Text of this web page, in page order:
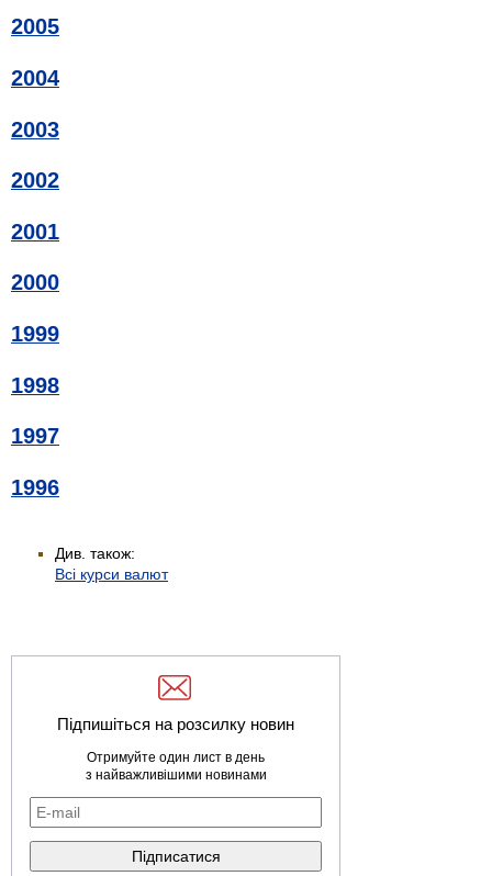
2005
2004
2003
2002
2001
2000
1999
1998
1997
1996
Див. також:
Всі курси валют
Підпишіться на розсилку новин
Отримуйте один лист в день
з найважливішими новинами